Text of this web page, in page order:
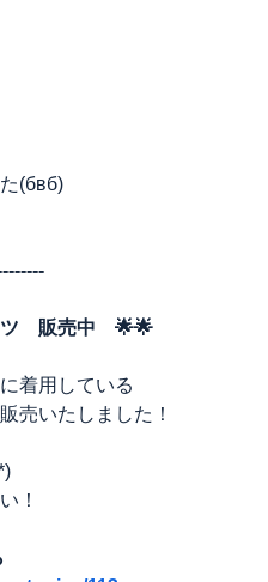
(бвб)
ツ 販売中 🌟🌟
着用している
販売いたしました！
！